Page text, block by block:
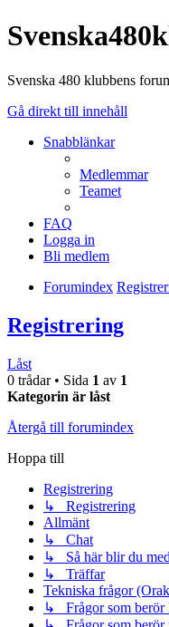
Svenska 480 klubbens
Gå direkt till innehåll
Snabblänkar
Medlemmar
Teamet
FAQ
Logga in
Bli medlem
Forumindex
Registrering
Låst
0 trådar • Sida 1 av 1
Kategorin är låst
Återgå till forumindex
Hoppa till
Registrering
↳ Registrering
Allmänt
↳ Chat
↳ Så här blir du
↳ Träffar
Tekniska frågor
↳ Frågor som berör